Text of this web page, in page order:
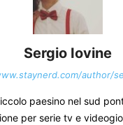
Sergio Iovine
author/
paesino nel sud
per serie tv e